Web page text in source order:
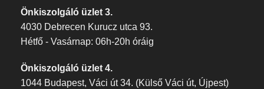
Önkiszolgáló üzlet 3.
4030 Debrecen Kurucz utca 93.
Hétfő - Vasárnap: 06h-20h óráig
Önkiszolgáló üzlet 4.
1044 Budapest, Váci út 34. (Külső Váci út, Újpest)